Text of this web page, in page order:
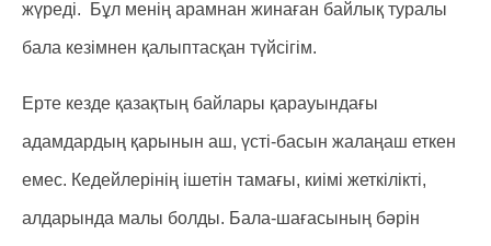
жүреді. Бұл менің арамнан жинаған байлық туралы
бала кезімнен қалыптасқан түйсігім.
Ерте кезде қазақтың байлары қарауындағы
адамдардың қарынын аш, үсті-басын жалаңаш еткен
емес. Кедейлерінің ішетін тамағы, киімі жеткілікті,
алдарында малы болды. Бала-шағасының бәрін